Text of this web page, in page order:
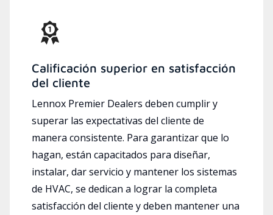
Calificación superior en satisfacción
del cliente
Lennox Premier Dealers deben cumplir y
superar las expectativas del cliente de
manera consistente. Para garantizar que lo
hagan, están capacitados para diseñar,
instalar, dar servicio y mantener los sistemas
de HVAC, se dedican a lograr la completa
satisfacción del cliente y deben mantener una